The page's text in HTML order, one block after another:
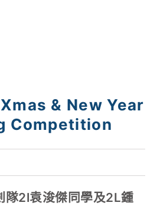
& New Year
Competition
隊2l袁浚傑同學及2L鍾